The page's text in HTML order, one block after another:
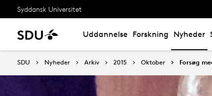
Syddansk Universitet
Uddannelse Forskning Nyheder
SDU Nyheder Arkiv 2015 Oktober Forsøg